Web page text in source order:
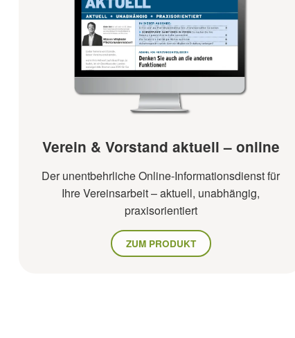
Verein & Vorstand aktuell – online
Der unentbehrliche Online-Informationsdienst für
Ihre Vereinsarbeit – aktuell, unabhängig,
praxisorientiert
ZUM PRODUKT